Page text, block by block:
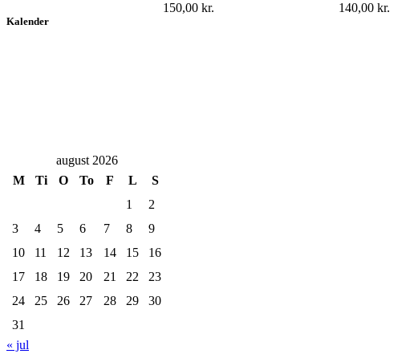
140,00 kr.
150,00 kr.
Kalender
august 2026
M
Ti O To F L
S
1
2
3
4 5 6 7 8
9
10
11 12 13 14 15
16
17
18 19 20 21 22
23
24
25 26 27 28 29
30
31
« jul